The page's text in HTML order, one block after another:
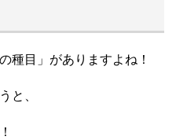
種目」がありますよね！
と、